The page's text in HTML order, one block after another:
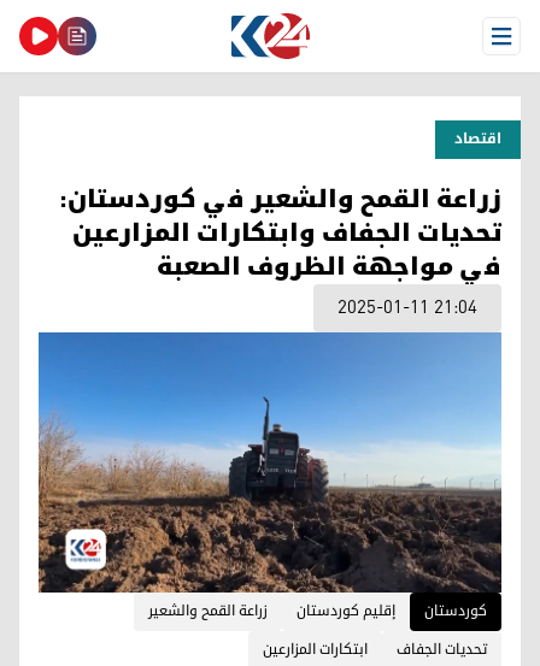
Open Menu
اقتصاد
زراعة القمح والشعير في كوردستان:
تحديات الجفاف وابتكارات المزارعين
في مواجهة الظروف الصعبة
2025-01-11 21:04
کوردستان إقليم كوردستان
زراعة القمح والشعير
تحديات الجفاف
ابتكارات المزارعين